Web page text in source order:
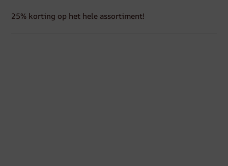
25% korting op het hele assortiment!